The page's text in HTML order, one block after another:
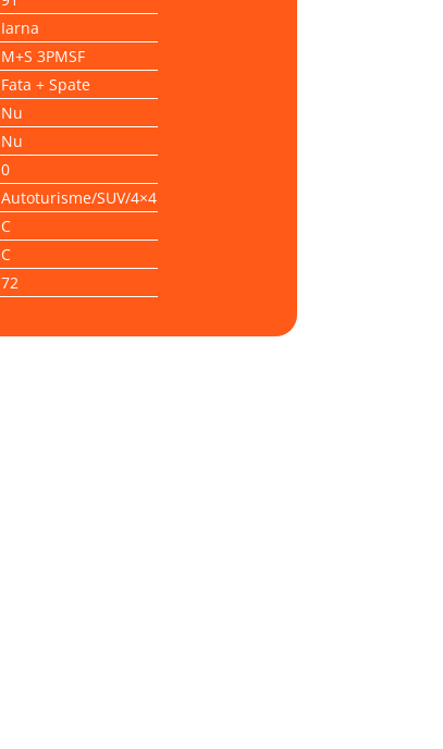
Iarna
M+S 3PMSF
Fata + Spate
Nu
Nu
0
Autoturisme/SUV/4×4
C
C
72